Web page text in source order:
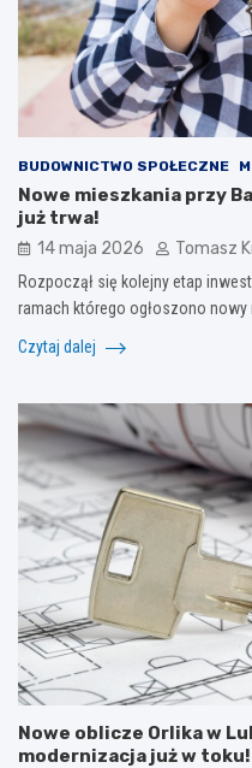
BUDOWNICTWO SPOŁECZNE
Nowe mieszkania przy
już trwa!
14 maja 2026 Tomasz
Rozpoczął się kolejny etap
ramach którego ogłoszono nowy
Czytaj dalej
Nowe oblicze Orlika w
modernizacja już w toku!